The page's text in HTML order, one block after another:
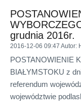
grudnia 2016r.
2016-12-06 09:47 Autor:
POSTANOWIENIE
BIAŁYMSTOKU z
referendum
województwie